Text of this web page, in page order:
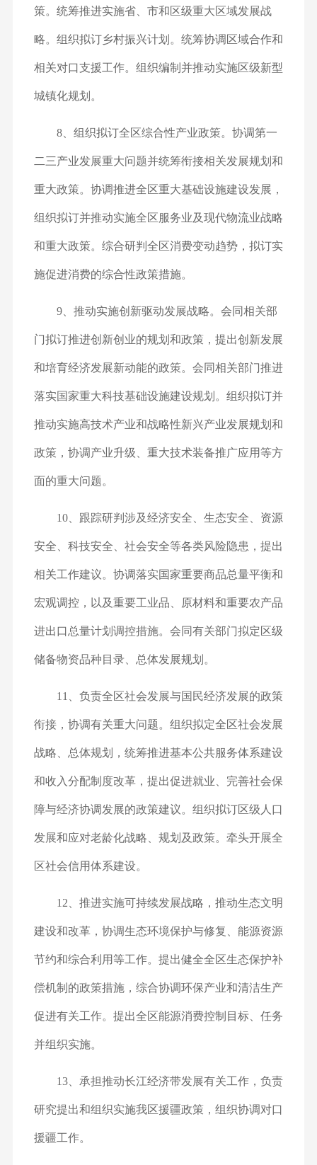
策。统筹推进实施省、市和区级重大区域发展战
略。组织拟订乡村振兴计划。统筹协调区域合作和
相关对口支援工作。组织编制并推动实施区级新型
城镇化规划。
8、组织拟订全区综合性产业政策。协调第一
二三产业发展重大问题并统筹衔接相关发展规划和
重大政策。协调推进全区重大基础设施建设发展，
组织拟订并推动实施全区服务业及现代物流业战略
和重大政策。综合研判全区消费变动趋势，拟订实
施促进消费的综合性政策措施。
9、推动实施创新驱动发展战略。会同相关部
门拟订推进创新创业的规划和政策，提出创新发展
和培育经济发展新动能的政策。会同相关部门推进
落实国家重大科技基础设施建设规划。组织拟订并
推动实施高技术产业和战略性新兴产业发展规划和
政策，协调产业升级、重大技术装备推广应用等方
面的重大问题。
10、跟踪研判涉及经济安全、生态安全、资源
安全、科技安全、社会安全等各类风险隐患，提出
相关工作建议。协调落实国家重要商品总量平衡和
宏观调控，以及重要工业品、原材料和重要农产品
进出口总量计划调控措施。会同有关部门拟定区级
储备物资品种目录、总体发展规划。
11、负责全区社会发展与国民经济发展的政策
衔接，协调有关重大问题。组织拟定全区社会发展
战略、总体规划，统筹推进基本公共服务体系建设
和收入分配制度改革，提出促进就业、完善社会保
障与经济协调发展的政策建议。组织拟订区级人口
发展和应对老龄化战略、规划及政策。牵头开展全
区社会信用体系建设。
12、推进实施可持续发展战略，推动生态文明
建设和改革，协调生态环境保护与修复、能源资源
节约和综合利用等工作。提出健全全区生态保护补
偿机制的政策措施，综合协调环保产业和清洁生产
促进有关工作。提出全区能源消费控制目标、任务
并组织实施。
13、承担推动长江经济带发展有关工作，负责
研究提出和组织实施我区援疆政策，组织协调对口
援疆工作。